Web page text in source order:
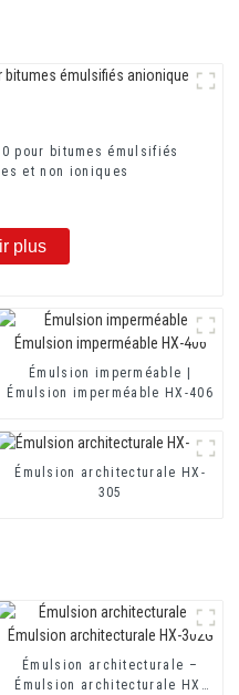
pour bitumes émulsifiés
et non ioniques
plus
Émulsion imperméable |
Émulsion imperméable HX-406
Émulsion architecturale HX-
305
Émulsion architecturale –
Émulsion architecturale HX-